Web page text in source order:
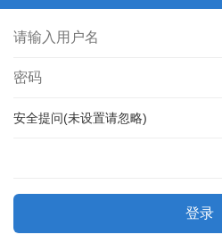
安全提问(未设置请忽略)
登录